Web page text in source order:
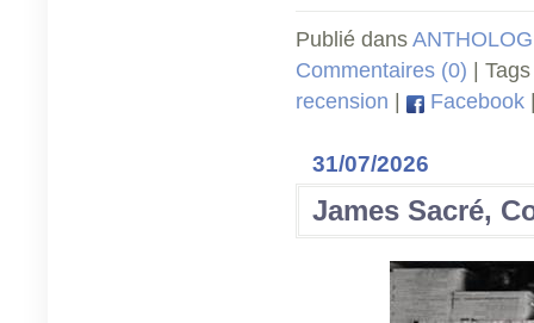
Publié dans
Commentaires (0) |
recension
Facebook
31/07/2026
James Sacré,